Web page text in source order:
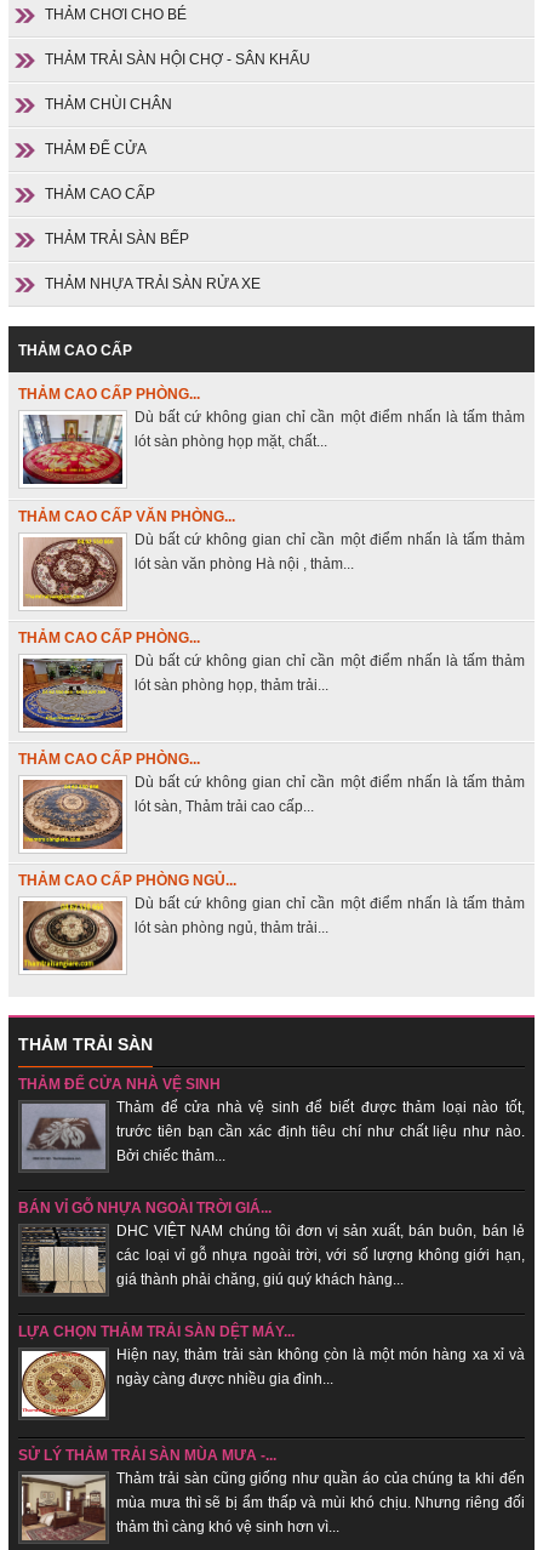
THẢM CHƠI CHO BÉ
THẢM TRẢI SÀN HỘI CHỢ - SÂN KHẤU
THẢM CHÙI CHÂN
THẢM ĐỂ CỬA
THẢM CAO CẤP
THẢM TRẢI SÀN BẾP
THẢM NHỰA TRẢI SÀN RỬA XE
THẢM CAO CẤP
THẢM CAO CẤP PHÒNG...
Dù bất cứ không gian chỉ cần một điểm nhấn là tấm thảm
lót sàn phòng họp mặt, chất...
THẢM CAO CẤP VĂN PHÒNG...
Dù bất cứ không gian chỉ cần một điểm nhấn là tấm thảm
lót sàn văn phòng Hà nội , thảm...
THẢM CAO CẤP PHÒNG...
Dù bất cứ không gian chỉ cần một điểm nhấn là tấm thảm
lót sàn phòng họp, thảm trải...
THẢM CAO CẤP PHÒNG...
Dù bất cứ không gian chỉ cần một điểm nhấn là tấm thảm
lót sàn, Thảm trải cao cấp...
THẢM CAO CẤP PHÒNG NGỦ...
Dù bất cứ không gian chỉ cần một điểm nhấn là tấm thảm
lót sàn phòng ngủ, thảm trải...
THẢM TRẢI SÀN
THẢM ĐỂ CỬA NHÀ VỆ SINH
Thảm để cửa nhà vệ sinh để biết được thảm loại nào tốt,
trước tiên bạn cần xác định tiêu chí như chất liệu như nào.
Bởi chiếc thảm...
BÁN VỈ GỖ NHỰA NGOÀI TRỜI GIÁ...
DHC VIỆT NAM chúng tôi đơn vị sản xuất, bán buôn, bán lẻ
các loại vỉ gỗ nhựa ngoài trời, với số lượng không giới hạn,
giá thành phải chăng, giú quý khách hàng...
LỰA CHỌN THẢM TRẢI SÀN DỆT MÁY...
Hiện nay, thảm trải sàn không c̣òn là một món hàng xa xỉ và
ngày càng được nhiều gia đình...
SỬ LÝ THẢM TRẢI SÀN MÙA MƯA -...
Thảm trải sàn cũng giống như quần áo của chúng ta khi đến
mùa mưa thì sẽ bị ẩm thấp và mùi khó chịu. Nhưng riêng đối
thảm thì càng khó vệ sinh hơn vì...